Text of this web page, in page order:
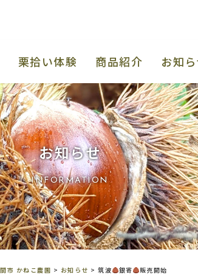
栗拾い体験 商品紹介 お知
お知らせ
INFORMATION
市 かねこ農園 > お知らせ >筑波 銀寄 販売開始